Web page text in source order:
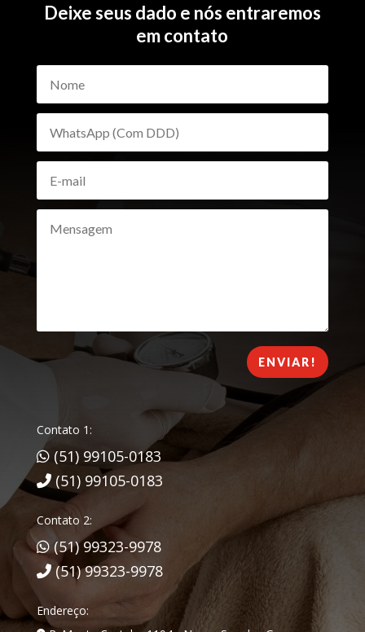
Deixe seus dado e nós entraremos
em contato
ENVIAR!
Contato 1:
(51) 99105-0183
(51) 99105-0183
Contato 2:
(51) 99323-9978
(51) 99323-9978
Endereço: